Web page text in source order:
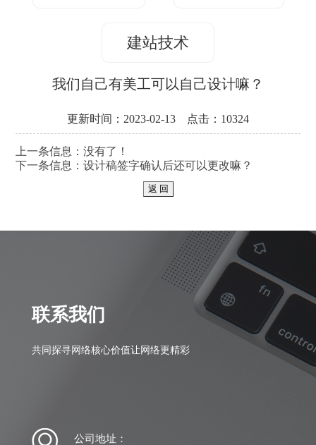
建站技术
我们自己有美工可以自己设计嘛？
更新时间：2023-02-13 点击：10324
上一条信息：没有了！
下一条信息：设计稿签字确认后还可以更改嘛？
联系我们
共同探寻网络核心价值让网络更精彩
公司地址：